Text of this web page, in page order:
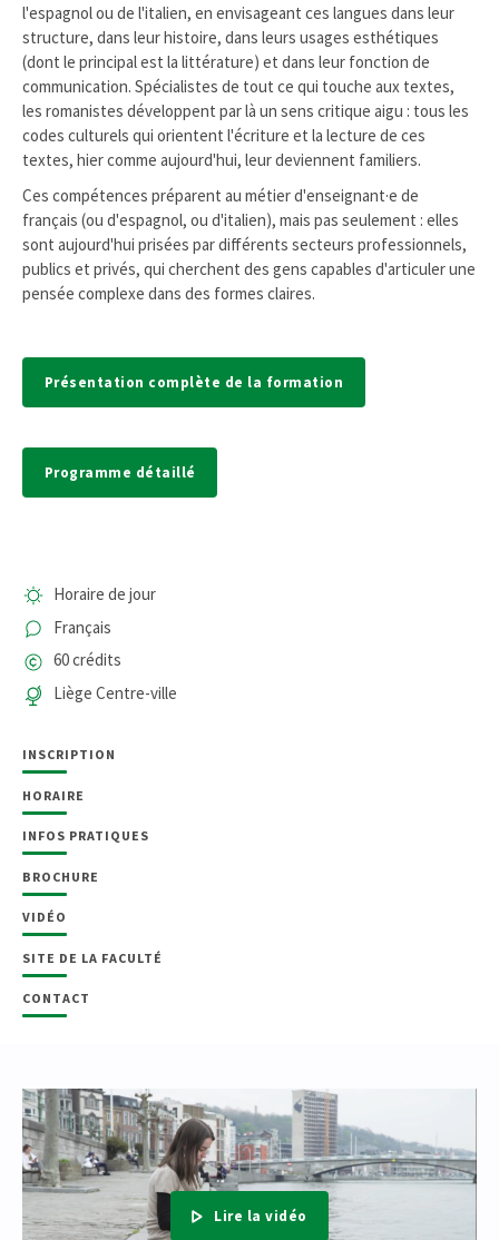
l'espagnol ou de l'italien, en envisageant ces langues dans leur
structure, dans leur histoire, dans leurs usages esthétiques
(dont le principal est la littérature) et dans leur fonction de
communication. Spécialistes de tout ce qui touche aux textes,
les romanistes développent par là un sens critique aigu : tous les
codes culturels qui orientent l'écriture et la lecture de ces
textes, hier comme aujourd'hui, leur deviennent familiers.
Ces compétences préparent au métier d'enseignant·e de
français (ou d'espagnol, ou d'italien), mais pas seulement : elles
sont aujourd'hui prisées par différents secteurs professionnels,
publics et privés, qui cherchent des gens capables d'articuler une
pensée complexe dans des formes claires.
Présentation complète de la formation
Programme détaillé
Horaire de jour
Français
60 crédits
Liège Centre-ville
INSCRIPTION
HORAIRE
INFOS PRATIQUES
BROCHURE
VIDÉO
SITE DE LA FACULTÉ
CONTACT
Lire la vidéo